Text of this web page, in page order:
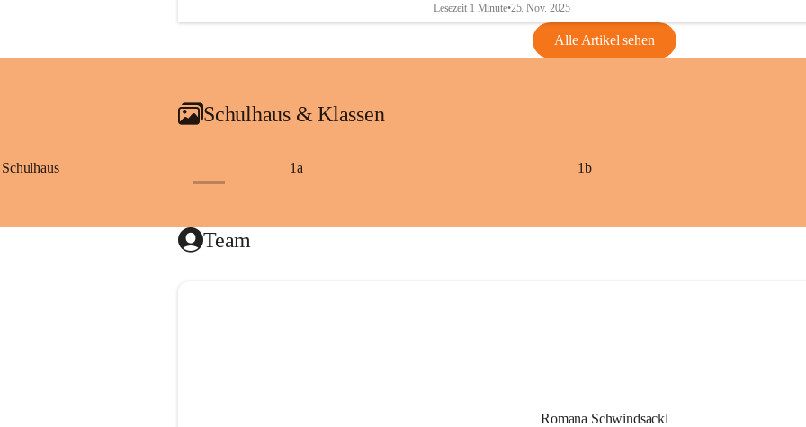
Lesezeit 1 Minute•25. Nov. 2025
Alle Artikel sehen
Schulhaus & Klassen
Schulhaus 1a 1b
Team
Romana Schwindsackl